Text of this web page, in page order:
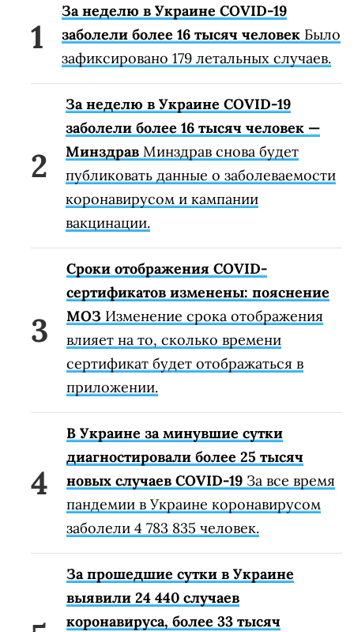
За неделю в Украине COVID-19
заболели более 16 тысяч человек Было
зафиксировано 179 летальных случаев.
За неделю в Украине COVID-19
заболели более 16 тысяч человек —
Минздрав Минздрав снова будет
публиковать данные о заболеваемости
коронавирусом и кампании
вакцинации.
Сроки отображения COVID-
сертификатов изменены: пояснение
МОЗ Изменение срока отображения
влияет на то, сколько времени
сертификат будет отображаться в
приложении.
В Украине за минувшие сутки
диагностировали более 25 тысяч
новых случаев COVID-19 За все время
пандемии в Украине коронавирусом
заболели 4 783 835 человек.
За прошедшие сутки в Украине
выявили 24 440 случаев
коронавируса, более 33 тысяч